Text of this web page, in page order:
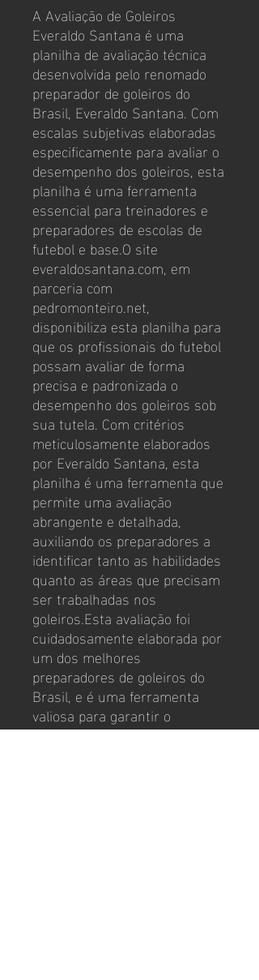
A Avaliação de Goleiros
Everaldo Santana é uma
planilha de avaliação técnica
desenvolvida pelo renomado
preparador de goleiros do
Brasil, Everaldo Santana. Com
escalas subjetivas elaboradas
especificamente para avaliar o
desempenho dos goleiros, esta
planilha é uma ferramenta
essencial para treinadores e
preparadores de escolas de
futebol e base.O site
everaldosantana.com, em
parceria com
pedromonteiro.net,
disponibiliza esta planilha para
que os profissionais do futebol
possam avaliar de forma
precisa e padronizada o
desempenho dos goleiros sob
sua tutela. Com critérios
meticulosamente elaborados
por Everaldo Santana, esta
planilha é uma ferramenta que
permite uma avaliação
abrangente e detalhada,
auxiliando os preparadores a
identificar tanto as habilidades
quanto as áreas que precisam
ser trabalhadas nos
goleiros.Esta avaliação foi
cuidadosamente elaborada por
um dos melhores
preparadores de goleiros do
Brasil, e é uma ferramenta
valiosa para garantir o
desenvolvimento e